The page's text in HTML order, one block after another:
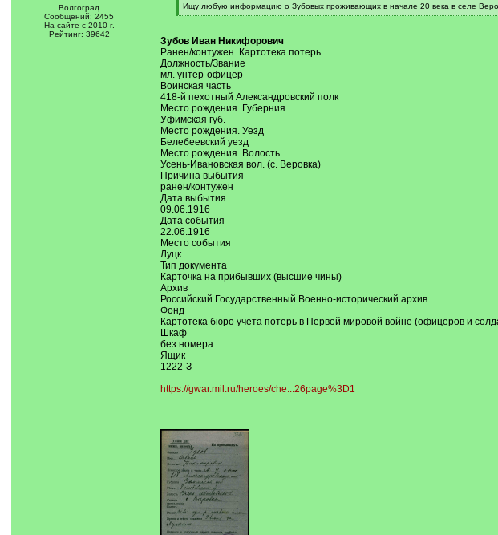
Волгоград
Сообщений: 2455
На сайте с 2010 г.
Рейтинг: 39642
[
q
Ищу любую информацию о Зубовых проживающих в начале 20 века в селе
[
]
Зубов Иван Никифорович
Ранен/контужен. Картотека потерь
Должность/Звание
мл. унтер-офицер
Воинская часть
418-й пехотный Александровский полк
Место рождения. Губерния
Уфимская губ.
Место рождения. Уезд
Белебеевский уезд
Место рождения. Волость
Усень-Ивановская вол. (с. Веровка)
Причина выбытия
ранен/контужен
Дата выбытия
09.06.1916
Дата события
22.06.1916
Место события
Луцк
Тип документа
Карточка на прибывших (высшие чины)
Архив
Российский Государственный Военно-исторический архив
Фонд
Картотека бюро учета потерь в Первой мировой войне (офицеров и
Шкаф
без номера
Ящик
1222-З
https://gwar.mil.ru/heroes/che...26page%3D1